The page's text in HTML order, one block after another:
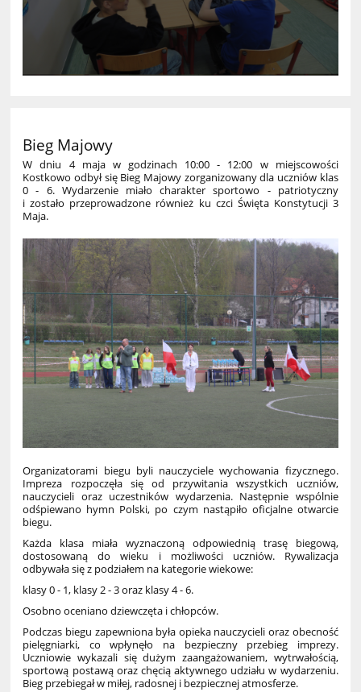
Bieg Majowy
W dniu 4 maja w godzinach 10:00 - 12:00 w miejscowości
Kostkowo odbył się Bieg Majowy zorganizowany dla uczniów klas
0 - 6. Wydarzenie miało charakter sportowo - patriotyczny
i zostało przeprowadzone również ku czci Święta Konstytucji 3
Maja.
Organizatorami biegu byli nauczyciele wychowania fizycznego.
Impreza rozpoczęła się od przywitania wszystkich uczniów,
nauczycieli oraz uczestników wydarzenia. Następnie wspólnie
odśpiewano hymn Polski, po czym nastąpiło oficjalne otwarcie
biegu.
Każda klasa miała wyznaczoną odpowiednią trasę biegową,
dostosowaną do wieku i możliwości uczniów. Rywalizacja
odbywała się z podziałem na kategorie wiekowe:
klasy 0 - 1, klasy 2 - 3 oraz klasy 4 - 6.
Osobno oceniano dziewczęta i chłopców.
Podczas biegu zapewniona była opieka nauczycieli oraz obecność
pielęgniarki, co wpłynęło na bezpieczny przebieg imprezy.
Uczniowie wykazali się dużym zaangażowaniem, wytrwałością,
sportową postawą oraz chęcią aktywnego udziału w wydarzeniu.
Bieg przebiegał w miłej, radosnej i bezpiecznej atmosferze.